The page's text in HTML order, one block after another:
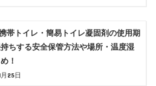
帯トイレ・簡易トイレ凝固剤の使用期
ちする安全保管方法や場所・温度湿
！
25日